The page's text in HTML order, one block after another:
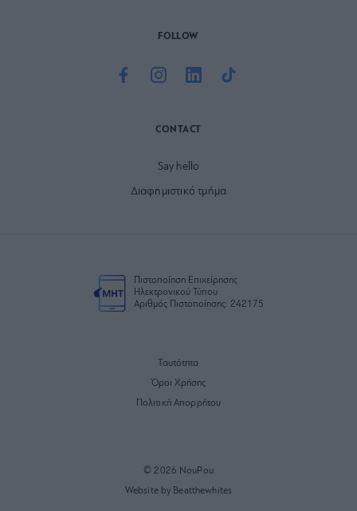
FOLLOW
CONTACT
Say hello
Διαφημιστικό τμήμα
Πιστοποίηση Επιχείρησης
Ηλεκτρονικού Τύπου
Αριθμός Πιστοποίησης: 242175
Ταυτότητα
Όροι Χρήσης
Πολιτική Απορρήτου
© 2026 NouPou
Website by Beatthewhites